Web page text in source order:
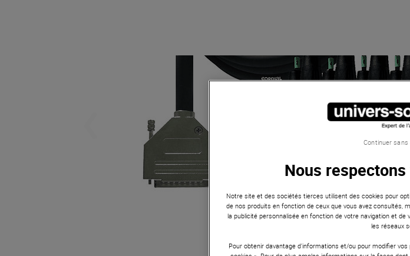
Nous
Notre site et des sociétés tierces utilisent des cookies pour
de nos produits en fonction de ceux que vous avez consultés,
la publicité personnalisée en fonction de votre navigation et
les réseaux
Pour obtenir davantage d'informations et/ou pour modifier
Continuer